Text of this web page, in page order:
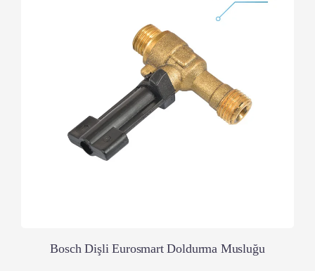
Bosch Dişli Eurosmart Doldurma Musluğu